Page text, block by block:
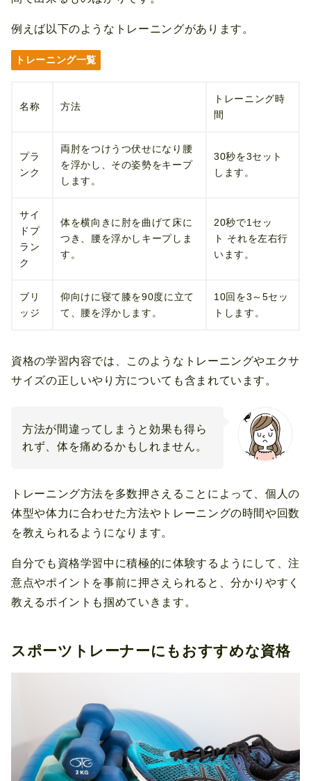
例えば以下のようなトレーニングがあります。
トレーニング一覧
名称 方法
トレーニング時
間
プラ
ンク
両肘をつけうつ伏せになり腰
を浮かし、その姿勢をキープ
します。
30秒を3セット
します。
サイ
ドプ
ラン
ク
体を横向きに肘を曲げて床に
つき、腰を浮かしキープしま
す。
20秒で1セッ
ト それを左右行
います。
ブリ
ッジ
仰向けに寝て膝を90度に立て
て、腰を浮かします。
10回を3～5セッ
トします。
資格の学習内容では、このようなトレーニングやエクサ
サイズの正しいやり方についても含まれています。
方法が間違ってしまうと効果も得ら
れず、体を痛めるかもしれません。
トレーニング方法を多数押さえることによって、個人の
体型や体力に合わせた方法やトレーニングの時間や回数
を教えられるようになります。
自分でも資格学習中に積極的に体験するようにして、注
意点やポイントを事前に押さえられると、分かりやすく
教えるポイントも掴めていきます。
スポーツトレーナーにもおすすめな資格